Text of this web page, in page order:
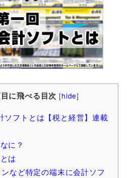
に飛べる目次 [hide]
ソフトとは【税と経営】連載
に？
は
など特定の端末に会計ソフ